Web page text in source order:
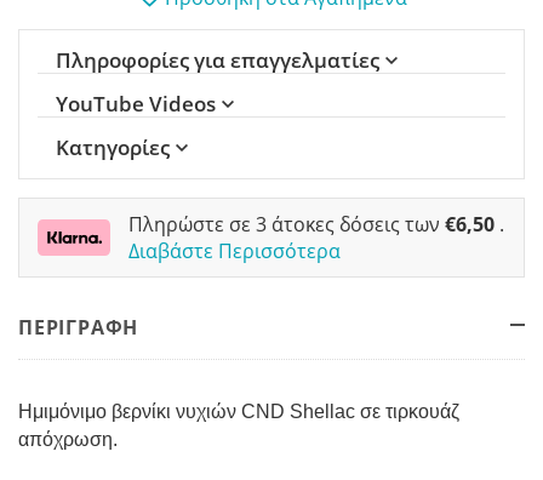
Πληροφορίες για επαγγελματίες
YouTube Videos
Κατηγορίες
Πληρώστε σε 3 άτοκες δόσεις των €6,50 .
Διαβάστε Περισσότερα
ΠΕΡΙΓΡΑΦΗ
Ημιμόνιμο βερνίκι νυχιών CND Shellac σε τιρκουάζ
απόχρωση.